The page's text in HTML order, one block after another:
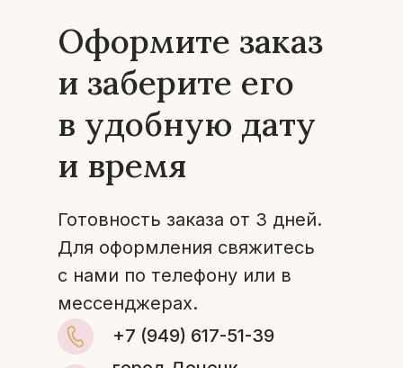
Оформите заказ
и заберите его
в удобную дату
и время
Готовность заказа от 3 дней.
Для оформления свяжитесь
с нами по телефону или в
мессенджерах.
+7 (949) 617-51-39